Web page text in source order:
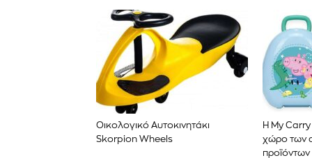
Οικολογικό Αυτοκινητάκι
Skorpion Wheels
Η My Carry
χώρο των